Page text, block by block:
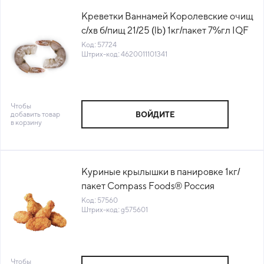
Креветки Ваннамей Королевские очищ
с/хв б/пищ 21/25 (lb) 1кг/пакет 7%гл IQF
Индия (ПУ) (КОД 57724) (-18°C)
Код: 57724
Штрих-код: 4620011101341
Чтобы
добавить товар
в корзину
ВОЙДИТЕ
Куриные крылышки в панировке 1кг/
пакет Compass Foods® Россия
(1010720380) (КОД 57560) (-18°С)
Код: 57560
Штрих-код: g575601
Чтобы